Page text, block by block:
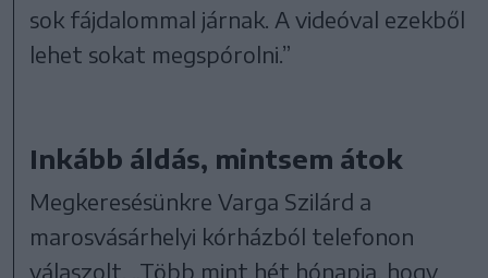
sok fájdalommal járnak. A videóval ezekből
lehet sokat megspórolni.”
Inkább áldás, mintsem átok
Megkeresésünkre Varga Szilárd a
marosvásárhelyi kórházból telefonon
válaszolt. „Több mint hét hónapja, hogy